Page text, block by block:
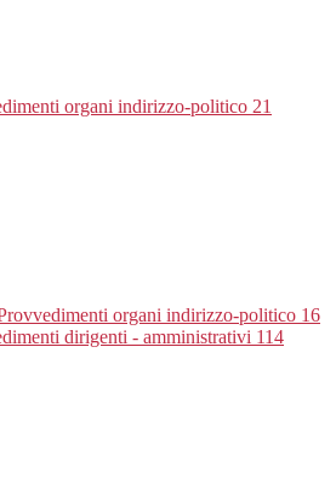
organi indirizzo-politico 21
organi indirizzo-politico 16
dirigenti - amministrativi 114